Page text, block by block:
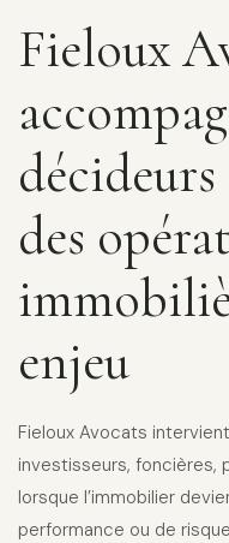
Fieloux
des
enjeu
Fieloux Avocats
investisseurs, foncières,
lorsque l’immobilier
performance ou de